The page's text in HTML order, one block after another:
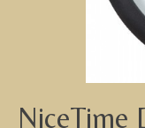
NiceTime